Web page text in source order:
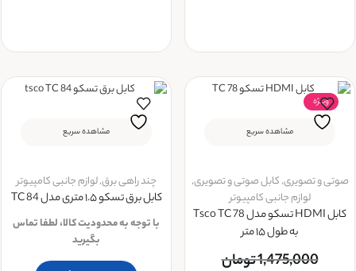
ویــژه
مشاهده سریع
صوتی و تصویری,کابل صوتی و تصویری,
لوازم جانبی کامپیوتر
کابل HDMI تسکو مدل Tsco TC 78
به طول ۱۵ متر
1,475,000تومان
مشاهده سریع
چند راهی برق,لوازم جانبی کامپیوتر
کابل برق تسکو ۱.۵ متری مدل TC 84
با توجه به محدودیت کالا، لطفا تماس
بگیرید